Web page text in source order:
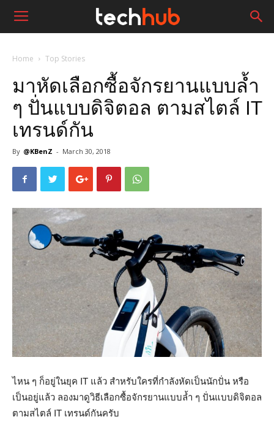
Home Top Stories
มาหัดเลือกซื้อจักรยานแบบล้ำ
ๆ ปั่นแบบดิจิตอล ตามสไตล์ IT
เทรนด์กัน
By @KBenZ - March 30, 2018
ไหน ๆ ก็อยู่ในยุค IT แล้ว สำหรับใครที่กำลังหัดเป็นนักปั่น หรือ
เป็นอยู่แล้ว ลองมาดูวิธีเลือกซื้อจักรยานแบบล้ำ ๆ ปั่นแบบดิจิตอล
ตามสไตล์ IT เทรนด์กันครับ